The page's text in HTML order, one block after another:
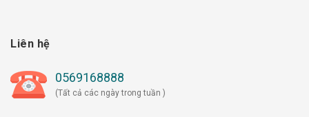
Liên hệ
0569168888
(Tất cả các ngày trong tuần )